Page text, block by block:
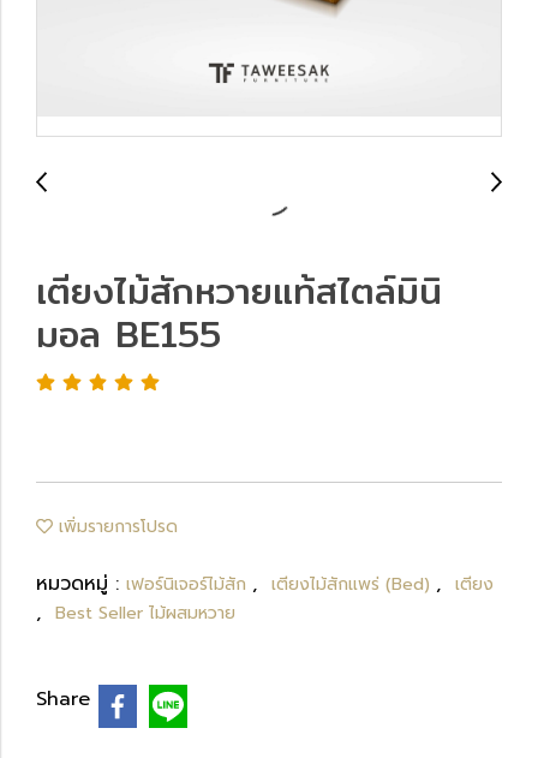
เตียงไม้สักหวายแท้สไตล์มินิ
มอล BE155
เพิ่มรายการโปรด
หมวดหมู่ : เฟอร์นิเจอร์ไม้สัก , เตียงไม้สักแพร่ (Bed) , เตียง
, Best Seller ไม้ผสมหวาย
Share